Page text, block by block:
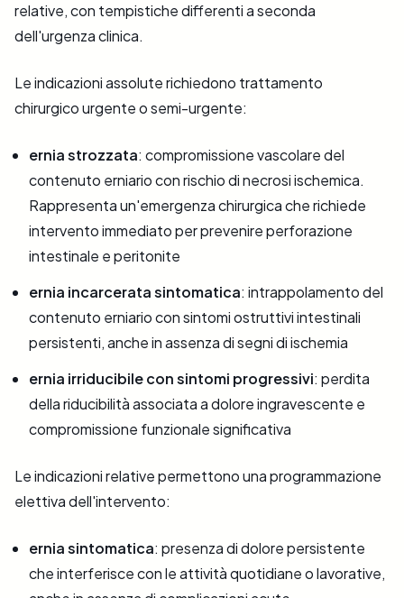
relative, con tempistiche differenti a seconda
dell'urgenza clinica.
Le indicazioni assolute richiedono trattamento
chirurgico urgente o semi-urgente:
ernia strozzata: compromissione vascolare del
contenuto erniario con rischio di necrosi ischemica.
Rappresenta un'emergenza chirurgica che richiede
intervento immediato per prevenire perforazione
intestinale e peritonite
ernia incarcerata sintomatica: intrappolamento del
contenuto erniario con sintomi ostruttivi intestinali
persistenti, anche in assenza di segni di ischemia
ernia irriducibile con sintomi progressivi: perdita
della riducibilità associata a dolore ingravescente e
compromissione funzionale significativa
Le indicazioni relative permettono una programmazione
elettiva dell'intervento:
ernia sintomatica: presenza di dolore persistente
che interferisce con le attività quotidiane o lavorative,